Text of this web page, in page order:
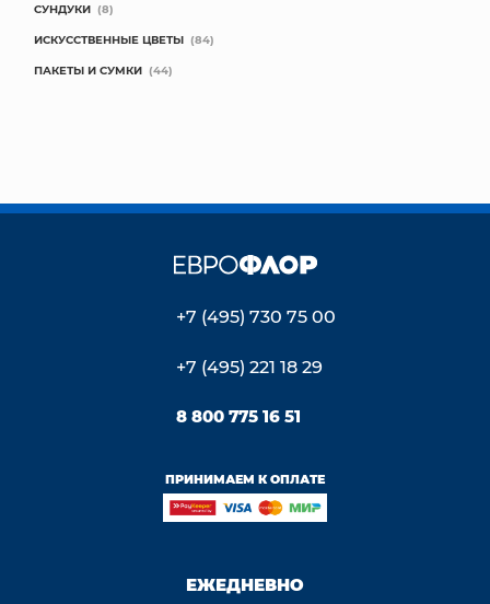
СУНДУКИ (8)
ИСКУССТВЕННЫЕ ЦВЕТЫ (84)
ПАКЕТЫ И СУМКИ (44)
+7 (495) 730 75 00
+7 (495) 221 18 29
8 800 775 16 51
ПРИНИМАЕМ К ОПЛАТЕ
ЕЖЕДНЕВНО